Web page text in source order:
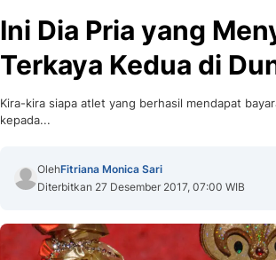
Ini Dia Pria yang
Terkaya Kedua di
Kira-kira siapa atlet yang berhasil mendapat
kepada...
OlehFitriana Monica Sari
Diterbitkan 27 Desember 2017, 07:00 WIB